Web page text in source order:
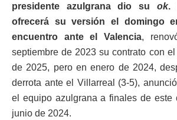
presidente azulgrana dio su ok.
ofrecerá su versión el domingo
encuentro ante el Valencia,
septiembre de 2023 su contrato con
de 2025, pero en enero de 2024,
derrota ante el Villarreal (3-5),
el equipo azulgrana a finales de este
junio de 2024.